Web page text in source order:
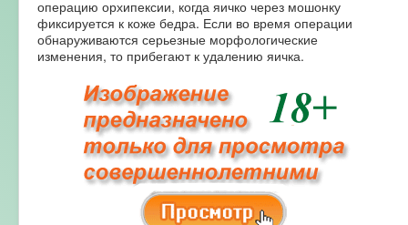
операцию орхипексии, когда яичко через мошонку
фиксируется к коже бедра. Если во время операции
обнаруживаются серьезные морфологические
изменения, то прибегают к удалению яичка.